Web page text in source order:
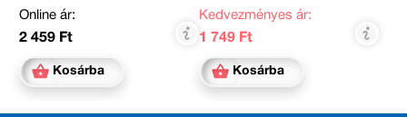
Online ár:
2 459 Ft
Kosárba
Kedvezményes ár:
1 749 Ft
Kosárba